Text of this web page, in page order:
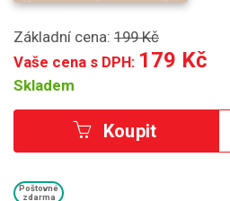
Základní cena: 199 Kč
Vaše cena s DPH: 179 Kč
Skladem
Koupit
Poštovné
zdarma